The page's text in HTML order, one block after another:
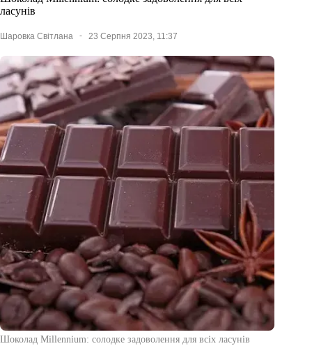
ласунів
Шаровка Світлана 23 Серпня 2023, 11:37
Шоколад Millennium: солодке задоволення для всіх ласунів